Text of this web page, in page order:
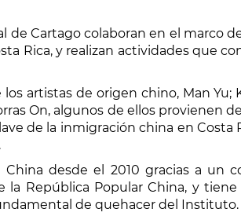
Cartago colaboran en el marco
Rica, y realizan actividades que
artistas de origen chino, Man Yu;
On, algunos de ellos provienen
de la inmigración china en
desde el 2010 gracias a un
la República Popular China, y
de quehacer del Instituto.